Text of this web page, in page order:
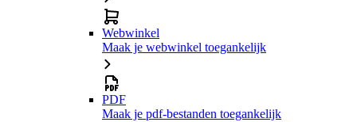
Webwinkel
Maak je webwinkel toegankelijk
PDF
Maak je pdf-bestanden toegankelijk